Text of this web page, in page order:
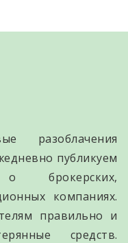
разоблачения
публикуем
брокерских,
компаниях.
правильно и
средств.